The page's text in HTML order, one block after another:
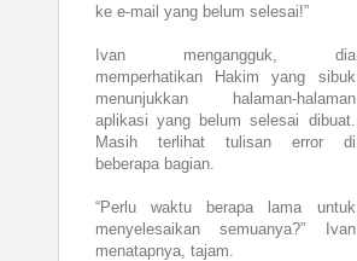
ke e-mail yang belum selesai!”
Ivan mengangguk, dia
memperhatikan Hakim yang sibuk
menunjukkan halaman-halaman
aplikasi yang belum selesai dibuat.
Masih terlihat tulisan error di
beberapa bagian.
“Perlu waktu berapa lama untuk
menyelesaikan semuanya?” Ivan
menatapnya, tajam.